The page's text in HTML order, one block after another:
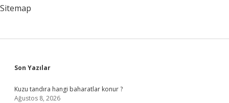
Sitemap
Sidebar
Son Yazılar
Kuzu tandıra hangi baharatlar konur ?
Ağustos 8, 2026